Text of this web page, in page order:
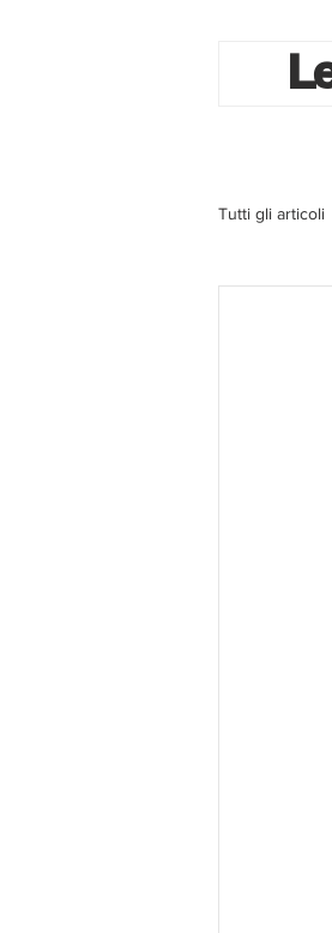
Tutti gli articoli
La
Eventi